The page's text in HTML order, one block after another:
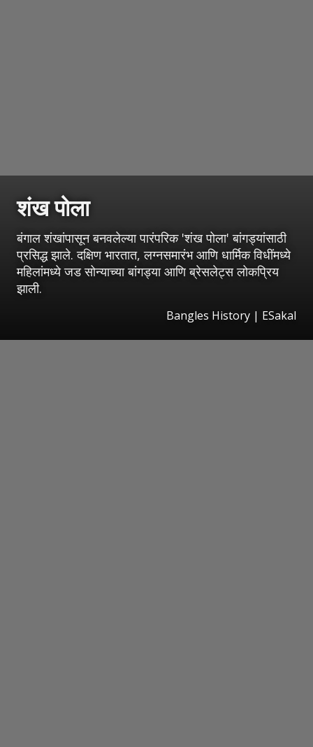
शंख पोला
बंगाल शंखांपासून बनवलेल्या पारंपरिक 'शंख पोला' बांगड्यांसाठी
प्रसिद्ध झाले. दक्षिण भारतात, लग्नसमारंभ आणि धार्मिक विधींमध्ये
महिलांमध्ये जड सोन्याच्या बांगड्या आणि ब्रेसलेट्स लोकप्रिय
झाली.
Bangles History | ESakal